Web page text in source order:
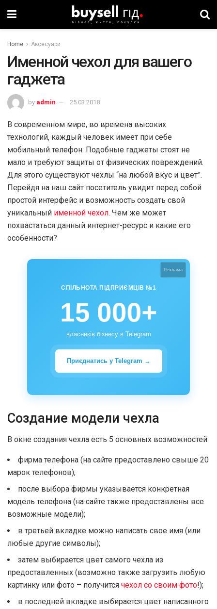
Home Аксесуари
Именной чехол для вашего
гаджета
by admin 25.03.2018
В современном мире, во времена высоких
технологий, каждый человек имеет при себе
мобильный телефон. Подобные гаджеты стоят не
мало и требуют защиты от физических повреждений.
Для этого существуют чехлы “на любой вкус и цвет”.
Перейдя на наш сайт посетитель увидит перед собой
простой интерфейс и возможность создать свой
уникальный именной чехол. Чем же может
похвастаться данный интернет-ресурс и какие его
особенности?
Реклама
СПІЛЬНОТА ПІДПРИЄМЦІВ №1
15 000+
власників бізнесу в Telegram
Приєднатись у Telegram →
Создание модели чехла
В окне создания чехла есть 5 основных возможностей:
фирма телефона (на сайте предоставлено свыше 20
марок телефонов);
после выбора фирмы указывается конкретная
модель телефона (на сайте также предоставлены все
возможные модели);
в третьей вкладке можно написать свое имя (или
любые другие символы);
затем выбирается цвет самого чехла из
предоставленных (возможно также загрузить любую
картинку или фото – получится чехол со своим фото!);
в последней вкладке выбирается цвет написанного